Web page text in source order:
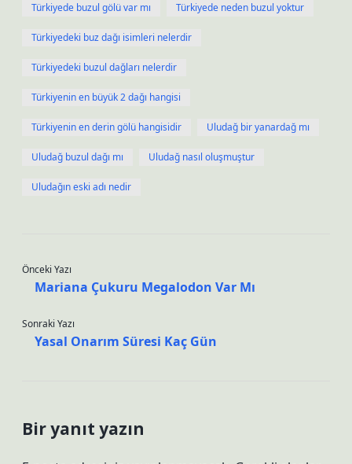
Türkiyede buzul gölü var mı Türkiyede neden buzul yoktur
Türkiyedeki buz dağı isimleri nelerdir
Türkiyedeki buzul dağları nelerdir
Türkiyenin en büyük 2 dağı hangisi
Türkiyenin en derin gölü hangisidir Uludağ bir yanardağ mı
Uludağ buzul dağı mı Uludağ nasıl oluşmuştur
Uludağın eski adı nedir
Önceki Yazı
Mariana Çukuru Megalodon Var Mı
Sonraki Yazı
Yasal Onarım Süresi Kaç Gün
Bir yanıt yazın